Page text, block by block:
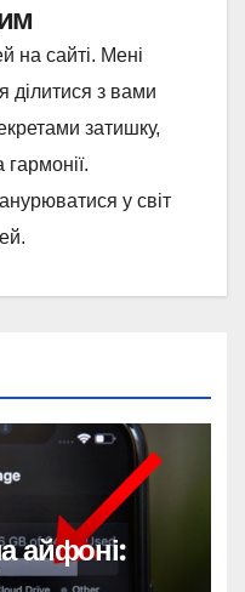
на сайті. Мені
ділитися з вами
затишку,
гармонії.
у світ
айфоні: